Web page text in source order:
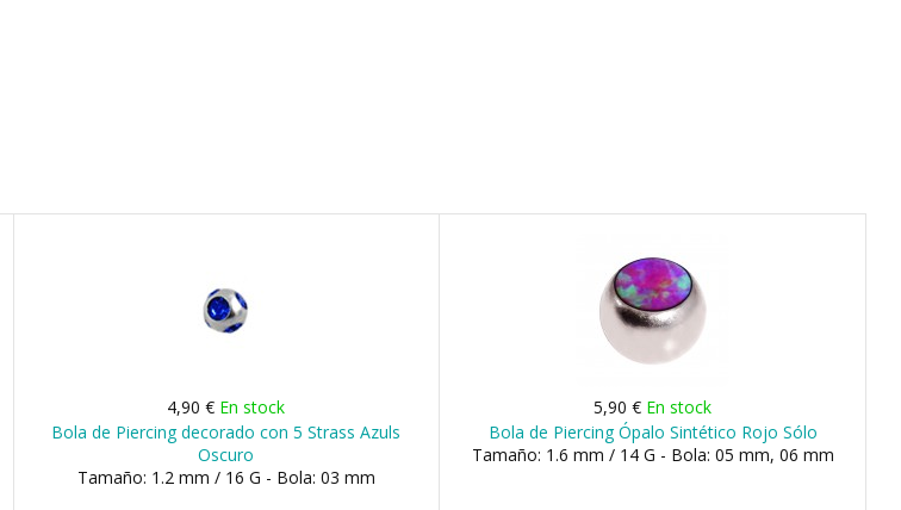
4,90 € En stock
Bola de Piercing decorado con 5 Strass Azuls
Oscuro
Tamaño: 1.2 mm / 16 G - Bola: 03 mm
5,90 € En stock
Bola de Piercing Ópalo Sintético Rojo Sólo
Tamaño: 1.6 mm / 14 G - Bola: 05 mm, 06 mm